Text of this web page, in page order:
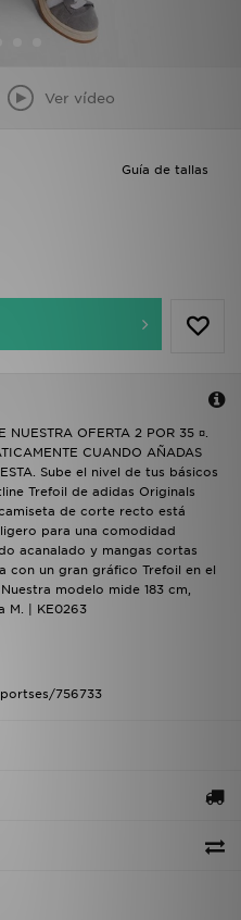
Ver vídeo
Guía de tallas
NUESTRA OFERTA 2 POR 35 ¤.
CUANDO AÑADAS
Sube el nivel de tus básicos
Trefoil de adidas Originals
de corte recto está
para una comodidad
acanalado y mangas cortas
con un gran gráfico Trefoil en el
modelo mide 183 cm,
M. | KE0263
756733